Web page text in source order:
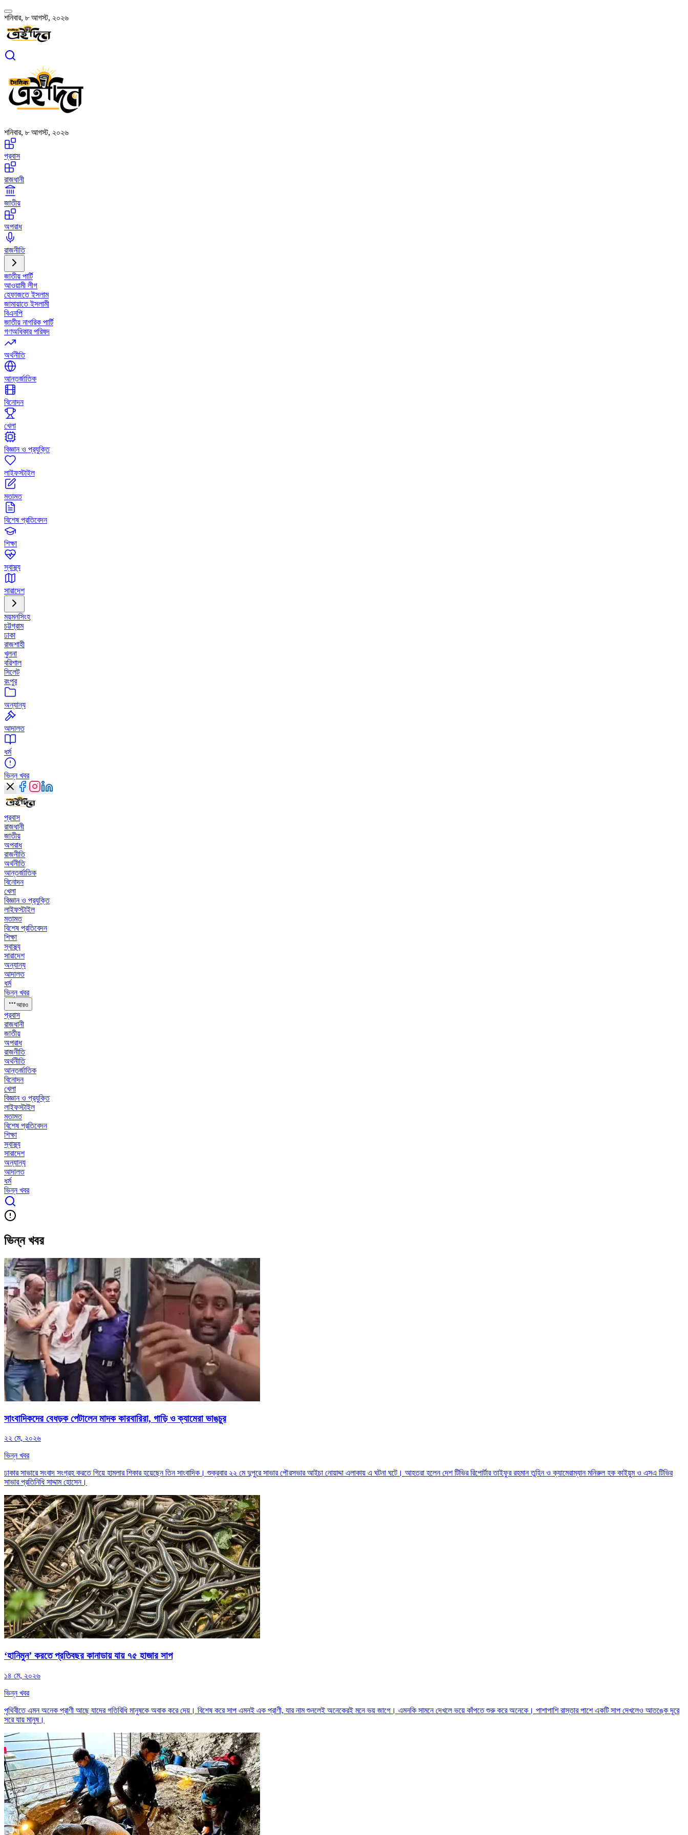
শনিবার, ৮ আগস্ট, ২০২৬
শনিবার, ৮ আগস্ট, ২০২৬
প্রবাস
রাজধানী
জাতীয়
অপরাধ
রাজনীতি
জাতীয় পার্টি
আওয়ামী লীগ
হেফাজতে ইসলাম
জামায়াতে ইসলামী
বিএনপি
জাতীয় নাগরিক পার্টি
গণঅধিকার পরিষদ
অর্থনীতি
আন্তর্জাতিক
বিনোদন
খেলা
বিজ্ঞান ও প্রযুক্তি
লাইফস্টাইল
মতামত
বিশেষ প্রতিবেদন
শিক্ষা
স্বাস্থ্য
সারাদেশ
ময়মনসিংহ
চট্টগ্রাম
ঢাকা
রাজশাহী
খুলনা
বরিশাল
সিলেট
রংপুর
অন্যান্য
আদালত
ধর্ম
ভিন্ন খবর
প্রবাস
রাজধানী
জাতীয়
অপরাধ
রাজনীতি
অর্থনীতি
আন্তর্জাতিক
বিনোদন
খেলা
বিজ্ঞান ও প্রযুক্তি
লাইফস্টাইল
মতামত
বিশেষ প্রতিবেদন
শিক্ষা
স্বাস্থ্য
সারাদেশ
অন্যান্য
আদালত
ধর্ম
ভিন্ন খবর
আরও
প্রবাস
রাজধানী
জাতীয়
অপরাধ
রাজনীতি
অর্থনীতি
আন্তর্জাতিক
বিনোদন
খেলা
বিজ্ঞান ও প্রযুক্তি
লাইফস্টাইল
মতামত
বিশেষ প্রতিবেদন
শিক্ষা
স্বাস্থ্য
সারাদেশ
অন্যান্য
আদালত
ধর্ম
ভিন্ন খবর
ভিন্ন খবর
সাংবাদিকদের বেধড়ক পেটালেন মাদক কারবারিরা, গাড়ি ও ক্যামেরা ভাঙচুর
২২ মে, ২০২৬
ভিন্ন খবর
ঢাকার সাভারে সংবাদ সংগ্রহ করতে গিয়ে হামলার শিকার হয়েছেন তিন সাংবাদিক। শুক্রবার ২২ মে দুপুরে সাভার পৌরসভার আইচা নোয়াদ্দা এলাকায় এ ঘটনা ঘটে। আহতরা হলেন দেশ টিভির রিপোর্টার তাইফুর রহমান তুহিন ও ক্যামেরাম্যান মনিরুল হক কাইয়ুম ও এসএ টিভির
সাভার প্রতিনিধি সাদ্দাম হোসেন।
‘হানিমুন’ করতে প্রতিবছর কানাডায় যায় ৭৫ হাজার সাপ
১৪ মে, ২০২৬
ভিন্ন খবর
পৃথিবীতে এমন অনেক প্রাণী আছে যাদের গতিবিধি মানুষকে অবাক করে দেয়। বিশেষ করে সাপ এমনই এক প্রাণী, যার নাম শুনলেই অনেকেরই মনে ভয় জাগে। এমনকি সামনে দেখলে ভয়ে কাঁপতে শুরু করে অনেকে। পাশাপাশি রাস্তার পাশে একটি সাপ দেখলেও আতঙ্কে দূরে
সরে যায় মানুষ।